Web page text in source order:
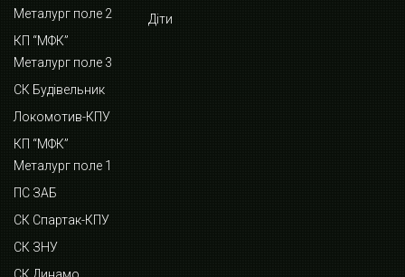
Металург поле 2
КП “МФК”
Металург поле 3
СК Будівельник
Локомотив-КПУ
КП “МФК”
Металург поле 1
ПС ЗАБ
СК Спартак-КПУ
СК ЗНУ
Діти